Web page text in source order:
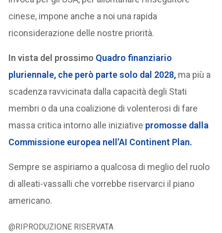
cinese, impone anche a noi una rapida
riconsiderazione delle nostre priorità.
In vista del prossimo Quadro finanziario
pluriennale, che però parte solo dal 2028, ma più a
scadenza ravvicinata dalla capacità degli Stati
membri o da una coalizione di volenterosi di fare
massa critica intorno alle iniziative promosse dalla
Commissione europea nell’AI Continent Plan.
Sempre se aspiriamo a qualcosa di meglio del ruolo
di alleati-vassalli che vorrebbe riservarci il piano
americano.
@RIPRODUZIONE RISERVATA